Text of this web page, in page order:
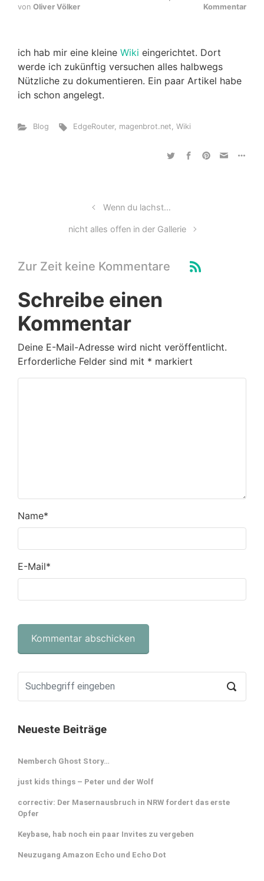
von Oliver Völker
Kommentar
ich hab mir eine kleine Wiki eingerichtet. Dort
werde ich zukünftig versuchen alles halbwegs
Nützliche zu dokumentieren. Ein paar Artikel habe
ich schon angelegt.
Blog EdgeRouter, magenbrot.net,Wiki
Wenn du lachst…
nicht alles offen in der Gallerie
Zur Zeit keine Kommentare
Schreibe einen
Kommentar
Deine E-Mail-Adresse wird nicht veröffentlicht.
Erforderliche Felder sind mit * markiert
Name*
E-Mail*
Neueste Beiträge
Nemberch Ghost Story…
just kids things – Peter und der Wolf
correctiv: Der Masernausbruch in NRW fordert das erste
Opfer
Keybase, hab noch ein paar Invites zu vergeben
Neuzugang Amazon Echo und Echo Dot